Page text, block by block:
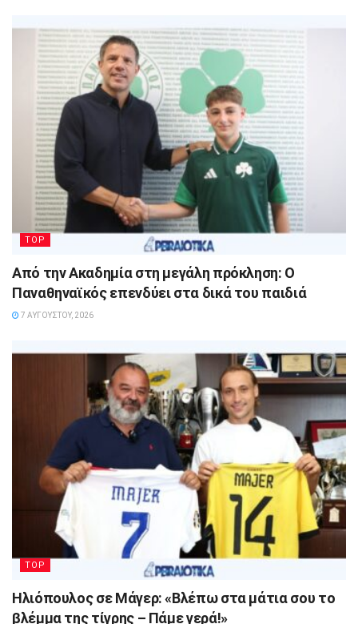
TOP
Από την Ακαδημία στη μεγάλη πρόκληση: Ο
Παναθηναϊκός επενδύει στα δικά του παιδιά
7 ΑΥΓΟΎΣΤΟΥ, 2026
TOP
Ηλιόπουλος σε Μάγερ: «Βλέπω στα μάτια σου το
βλέμμα της τίγρης – Πάμε γερά!»